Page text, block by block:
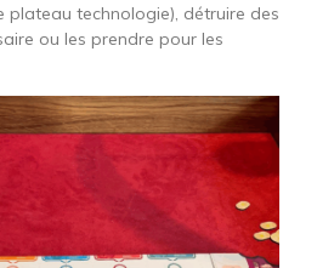
plateau technologie), détruire des
ou les prendre pour les